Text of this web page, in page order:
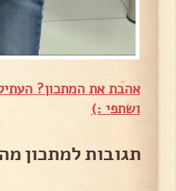
אהבת את המתכון?
ושתפי :)
תגובות למתכון